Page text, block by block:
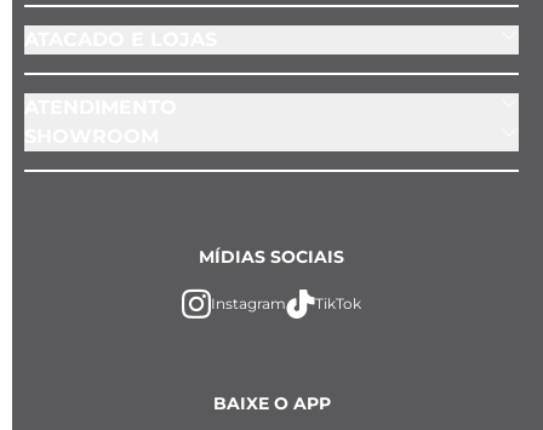
BAIXE O APP
MÍDIAS SOCIAIS
Instagram TikTok